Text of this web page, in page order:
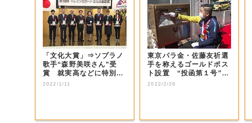
「文化大賞」⇒ソプラノ
歌手“森野美咲さん”受
賞 就実高などに特別
賞 マルセンスポ...
2022/1/11
東京パラ金・佐藤友祈選
手を称えるゴールドポス
ト設置 “投函第１号”佐
藤選手の手紙...
2022/2/26